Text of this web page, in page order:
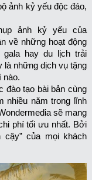
ảnh kỷ yếu độc đáo,
ảnh kỷ yếu của
về những hoạt động
gala hay du lịch trải
là những dịch vụ tặng
nào.
đào tạo bài bản cùng
nhiều năm trong lĩnh
sẽ mang
phí tối ưu nhất. Bởi
cậy” của mọi khách